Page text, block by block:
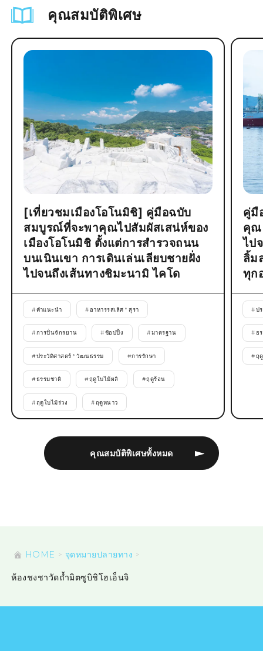
คุณสมบัติพิเศษ
คุณสมบัติพิเศษทั้งหมด
[เที่ยวชมเมืองโอโนมิชิ] คู่มือฉบับ
สมบูรณ์ที่จะพาคุณไปสัมผัสเสน่ห์ของ
เมืองโอโนมิชิ ตั้งแต่การสำรวจถนน
บนเนินเขา การเดินเล่นเลียบชายฝั่ง
ไปจนถึงเส้นทางชิมะนามิ ไคโด
#คำแนะนำ # อาหารรสเลิศ * สุรา
#การปั่นจักรยาน #ช้อปปิ้ง #มาตรฐาน
#ประวัติศาสตร์ * วัฒนธรรม #การรักษา
#ธรรมชาติ #ฤดูใบไม้ผลิ #ฤดูร้อน
#ฤดูใบไม้ร่วง #ฤดูหนาว
คู่มื
คุณ
ไป
ลิ้ม
ทุก
#ป
#ธ
#ฤ
HOME จุดหมายปลายทาง
ห้องชงชาวัดถ้ำมิตซูบิชิโฮเอ็นจิ